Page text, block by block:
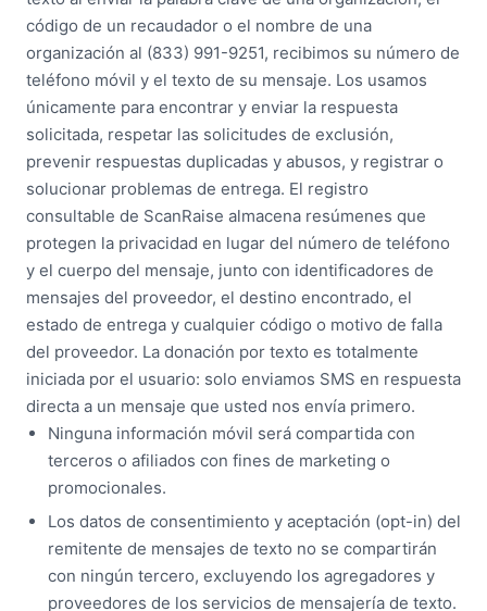
código de un recaudador o el nombre de una
organización al (833) 991-9251, recibimos su número de
teléfono móvil y el texto de su mensaje. Los usamos
únicamente para encontrar y enviar la respuesta
solicitada, respetar las solicitudes de exclusión,
prevenir respuestas duplicadas y abusos, y registrar o
solucionar problemas de entrega. El registro
consultable de ScanRaise almacena resúmenes que
protegen la privacidad en lugar del número de teléfono
y el cuerpo del mensaje, junto con identificadores de
mensajes del proveedor, el destino encontrado, el
estado de entrega y cualquier código o motivo de falla
del proveedor. La donación por texto es totalmente
iniciada por el usuario: solo enviamos SMS en respuesta
directa a un mensaje que usted nos envía primero.
Ninguna información móvil será compartida con
terceros o afiliados con fines de marketing o
promocionales.
Los datos de consentimiento y aceptación (opt-in) del
remitente de mensajes de texto no se compartirán
con ningún tercero, excluyendo los agregadores y
proveedores de los servicios de mensajería de texto.